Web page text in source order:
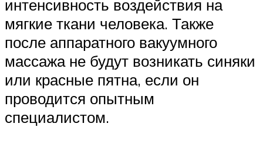
интенсивность воздействия на
мягкие ткани человека. Также
после аппаратного вакуумного
массажа не будут возникать синяки
или красные пятна, если он
проводится опытным
специалистом.